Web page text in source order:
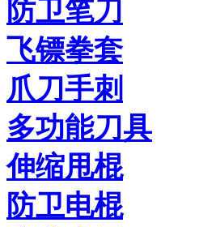
防卫笔刀
飞镖拳套
爪刀手刺
多功能刀具
伸缩甩棍
防卫电棍